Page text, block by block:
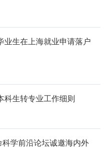
业生在上海就业申请落户
科生转专业工作细则
科学前沿论坛诚邀海内外